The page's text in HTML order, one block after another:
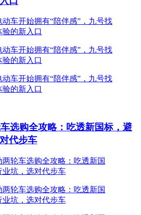
选购全攻略：吃透新国标，避
代步车